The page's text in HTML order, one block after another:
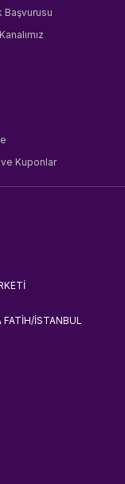
Başvurusu
Kuponlar
FATİH/İSTANBUL